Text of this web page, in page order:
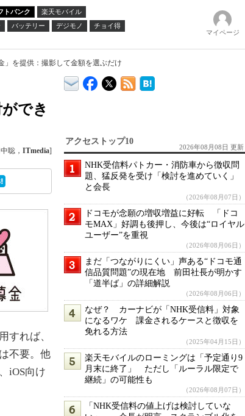
トバンク
楽天モバイル
バッテリー デジモノ
チョイ得
マイページ
」を提供：撮影して金額を選ぶだけ
でき
聡， ITmedia]
すれば、
不要。他
iOS向け
アクセストップ10
2026年08月08日 更新
NHK受信料パトカー・消防車から徴収問
題、猛反発を受け「検討を進めていく」
と会長
（2026年08月07日）
ドコモが念願の増収増益に好転 「ドコ
モMAX」好調も後押し、今後は“ロイヤル
ユーザー”を重視
（2026年08月06日）
まだ「つながりにくい」声ある“ドコモ通
信品質問題”の現在地 前田社長が明かす
「道半ば」の詳細解説
（2026年08月06日）
なぜ？ カーナビが「NHK受信料」対象
になるワケ 課金されるケースと徴収を
免れる方法
（2025年04月15日）
楽天モバイルのローミングは「予定通り9
月末に終了」 ただし「ルーラル限定で
継続」の可能性も
（2026年08月07日）
「NHK受信料の値上げは検討していな